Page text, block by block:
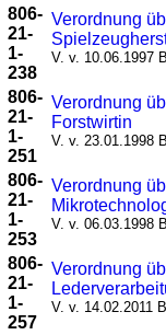
806-
21-
1-
238
Verordnung
V. v. 10.06.1997
806-
21-
1-
251
Verordnung
Forstwirtin
V. v. 23.01.1998
806-
21-
1-
253
Verordnung
V. v. 06.03.1998
806-
21-
1-
257
Verordnung
V. v. 14.02.2011